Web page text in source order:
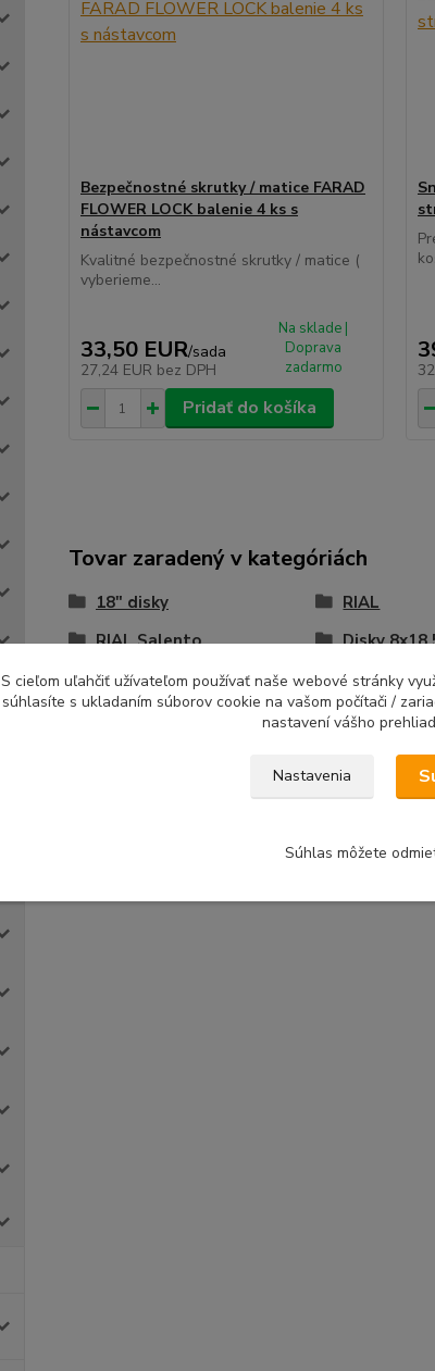
Bezpečnostné skrutky / matice FARAD
FLOWER LOCK balenie 4 ks s
nástavcom
Kvalitné bezpečnostné skrutky / matice (
vyberieme...
33,50 EUR/sada
27,24 EUR bez DPH
Na sklade |
Doprava
zadarmo
Pridať do košíka
Tovar zaradený v kategóriách
18" disky RIAL
RIAL Salento
Disky 8x18
S cieľom uľahčiť užívateľom používať naše webové stránky
súhlasíte s ukladaním súborov cookie na vašom počítači /
nastavení vášho
Nastavenia
Súhlas môžete